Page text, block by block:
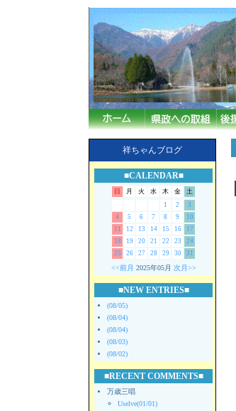
祥ちゃんブログ
■CALENDAR■
日 月 火 水 木 金
土
1
2
3
4
5 6 7 8 9
10
11
12 13 14 15 16
17
18
19 20 21 22 23
24
25
26 27 28 29 30 31
<<前月 2025年05月 次月>>
■NEW ENTRIES■
(08/05)
(08/04)
(08/04)
(08/03)
(08/02)
■RECENT COMMENTS■
万歳三唱
Uselve(01/01)